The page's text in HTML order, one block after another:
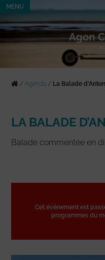
MENU
/Agenda / La Balade d’Anton
LA BALADE
Balade commentée en
Cet événement est
programmes du